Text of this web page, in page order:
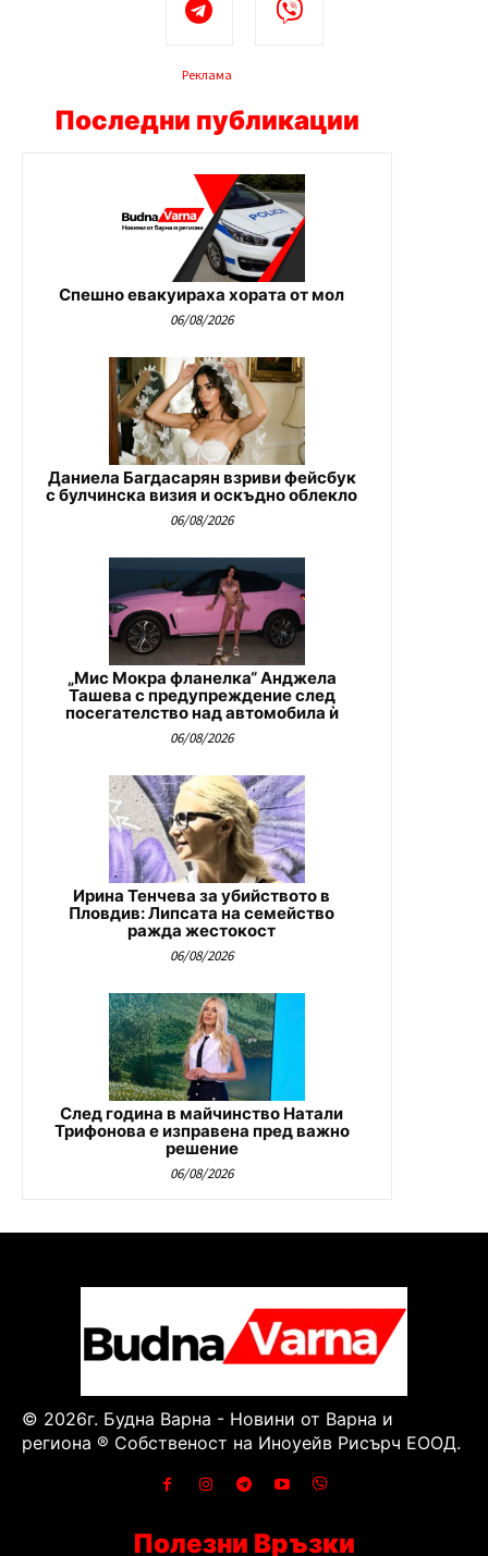
Реклама
Последни публикации
Спешно евакуираха хората от мол
06/08/2026
Даниела Багдасарян взриви фейсбук
с булчинска визия и оскъдно облекло
06/08/2026
„Мис Мокра фланелка“ Анджела
Ташева с предупреждение след
посегателство над автомобила ѝ
06/08/2026
Ирина Тенчева за убийството в
Пловдив: Липсата на семейство
ражда жестокост
06/08/2026
След година в майчинство Натали
Трифонова е изправена пред важно
решение
06/08/2026
© 2026г. Будна Варна - Новини от Варна и
региона ® Собственост на Иноуейв Рисърч ЕООД.
Полезни Връзки